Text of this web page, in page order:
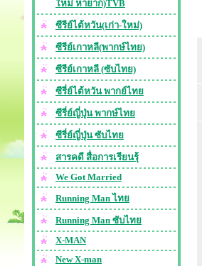
ใหม่ หายาก)TVB
ซีรีย์ไต้หวัน(เก่า-ใหม่)
ซีรีย์เกาหลี(พากษ์ไทย)
ซีรีย์เกาหลี (ซับไทย)
ซีรี่ย์ไต้หวัน พากย์ไทย
ซีรี่ย์ญี่ปุ่น พากษ์ไทย
ซีรี่ย์ญี่ปุ่น ซับไทย
สารคดี สื่อการเรียนรุ้
We Got Married
Running Man ไทย
Running Man ซับไทย
X-MAN
New X-man